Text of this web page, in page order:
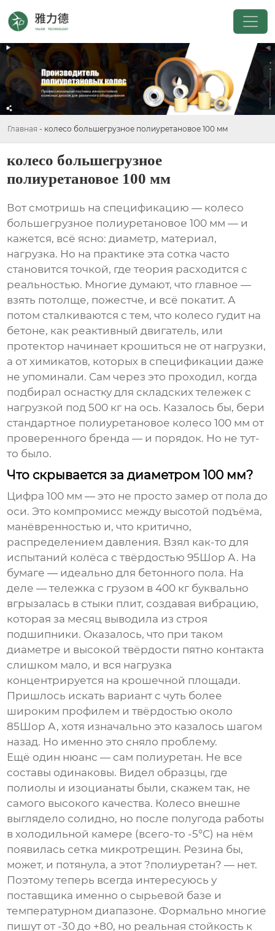
Главная - колесо большегрузное полиуретановое 100 мм
колесо большегрузное
полиуретановое 100 мм
Вот смотришь на спецификацию — колесо
большегрузное полиуретановое 100 мм — и
кажется, всё ясно: диаметр, материал,
нагрузка. Но на практике эта сотка часто
становится точкой, где теория расходится с
реальностью. Многие думают, что главное —
взять потолще, пожестче, и всё покатит. А
потом сталкиваются с тем, что колесо гудит на
бетоне, как реактивный двигатель, или
протектор начинает крошиться не от нагрузки,
а от химикатов, которых в спецификации даже
не упоминали. Сам через это проходил, когда
подбирал оснастку для складских тележек с
нагрузкой под 500 кг на ось. Казалось бы, бери
стандартное полиуретановое колесо 100 мм от
проверенного бренда — и порядок. Но не тут-
то было.
Что скрывается за диаметром 100 мм?
Цифра 100 мм — это не просто замер от пола до
оси. Это компромисс между высотой подъёма,
манёвренностью и, что критично,
распределением давления. Взял как-то для
испытаний колёса с твёрдостью 95Шор А. На
бумаге — идеально для бетонного пола. На
деле — тележка с грузом в 400 кг буквально
вгрызалась в стыки плит, создавая вибрацию,
которая за месяц выводила из строя
подшипники. Оказалось, что при таком
диаметре и высокой твёрдости пятно контакта
слишком мало, и вся нагрузка
концентрируется на крошечной площади.
Пришлось искать вариант с чуть более
широким профилем и твёрдостью около
85Шор А, хотя изначально это казалось шагом
назад. Но именно это сняло проблему.
Ещё один нюанс — сам полиуретан. Не все
составы одинаковы. Видел образцы, где
полиолы и изоцианаты были, скажем так, не
самого высокого качества. Колесо внешне
выглядело солидно, но после полугода работы
в холодильной камере (всего-то -5°C) на нём
появилась сетка микротрещин. Резина бы,
может, и потянула, а этот ?полиуретан? — нет.
Поэтому теперь всегда интересуюсь у
поставщика именно о сырьевой базе и
температурном диапазоне. Формально многие
пишут от -30 до +80, но реальная стойкость к